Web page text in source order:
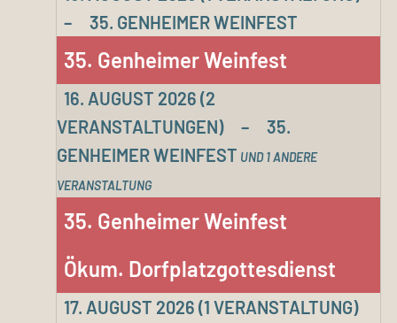
–
35. GENHEIMER WEINFEST
35. Genheimer Weinfest
16. AUGUST 2026 (2
VERANSTALTUNGEN)
–
35.
GENHEIMER WEINFEST UND 1 ANDERE
VERANSTALTUNG
35. Genheimer Weinfest
Ökum. Dorfplatzgottesdienst
17. AUGUST 2026 (1 VERANSTALTUNG)